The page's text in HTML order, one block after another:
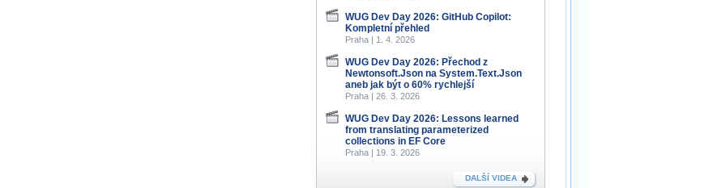
WUG Dev Day 2026: GitHub Copilot:
Kompletní přehled
Praha | 1. 4. 2026
WUG Dev Day 2026: Přechod z
Newtonsoft.Json na System.Text.Json
aneb jak být o 60% rychlejší
Praha | 26. 3. 2026
WUG Dev Day 2026: Lessons learned
from translating parameterized
collections in EF Core
Praha | 19. 3. 2026
DALŠÍ VIDEA